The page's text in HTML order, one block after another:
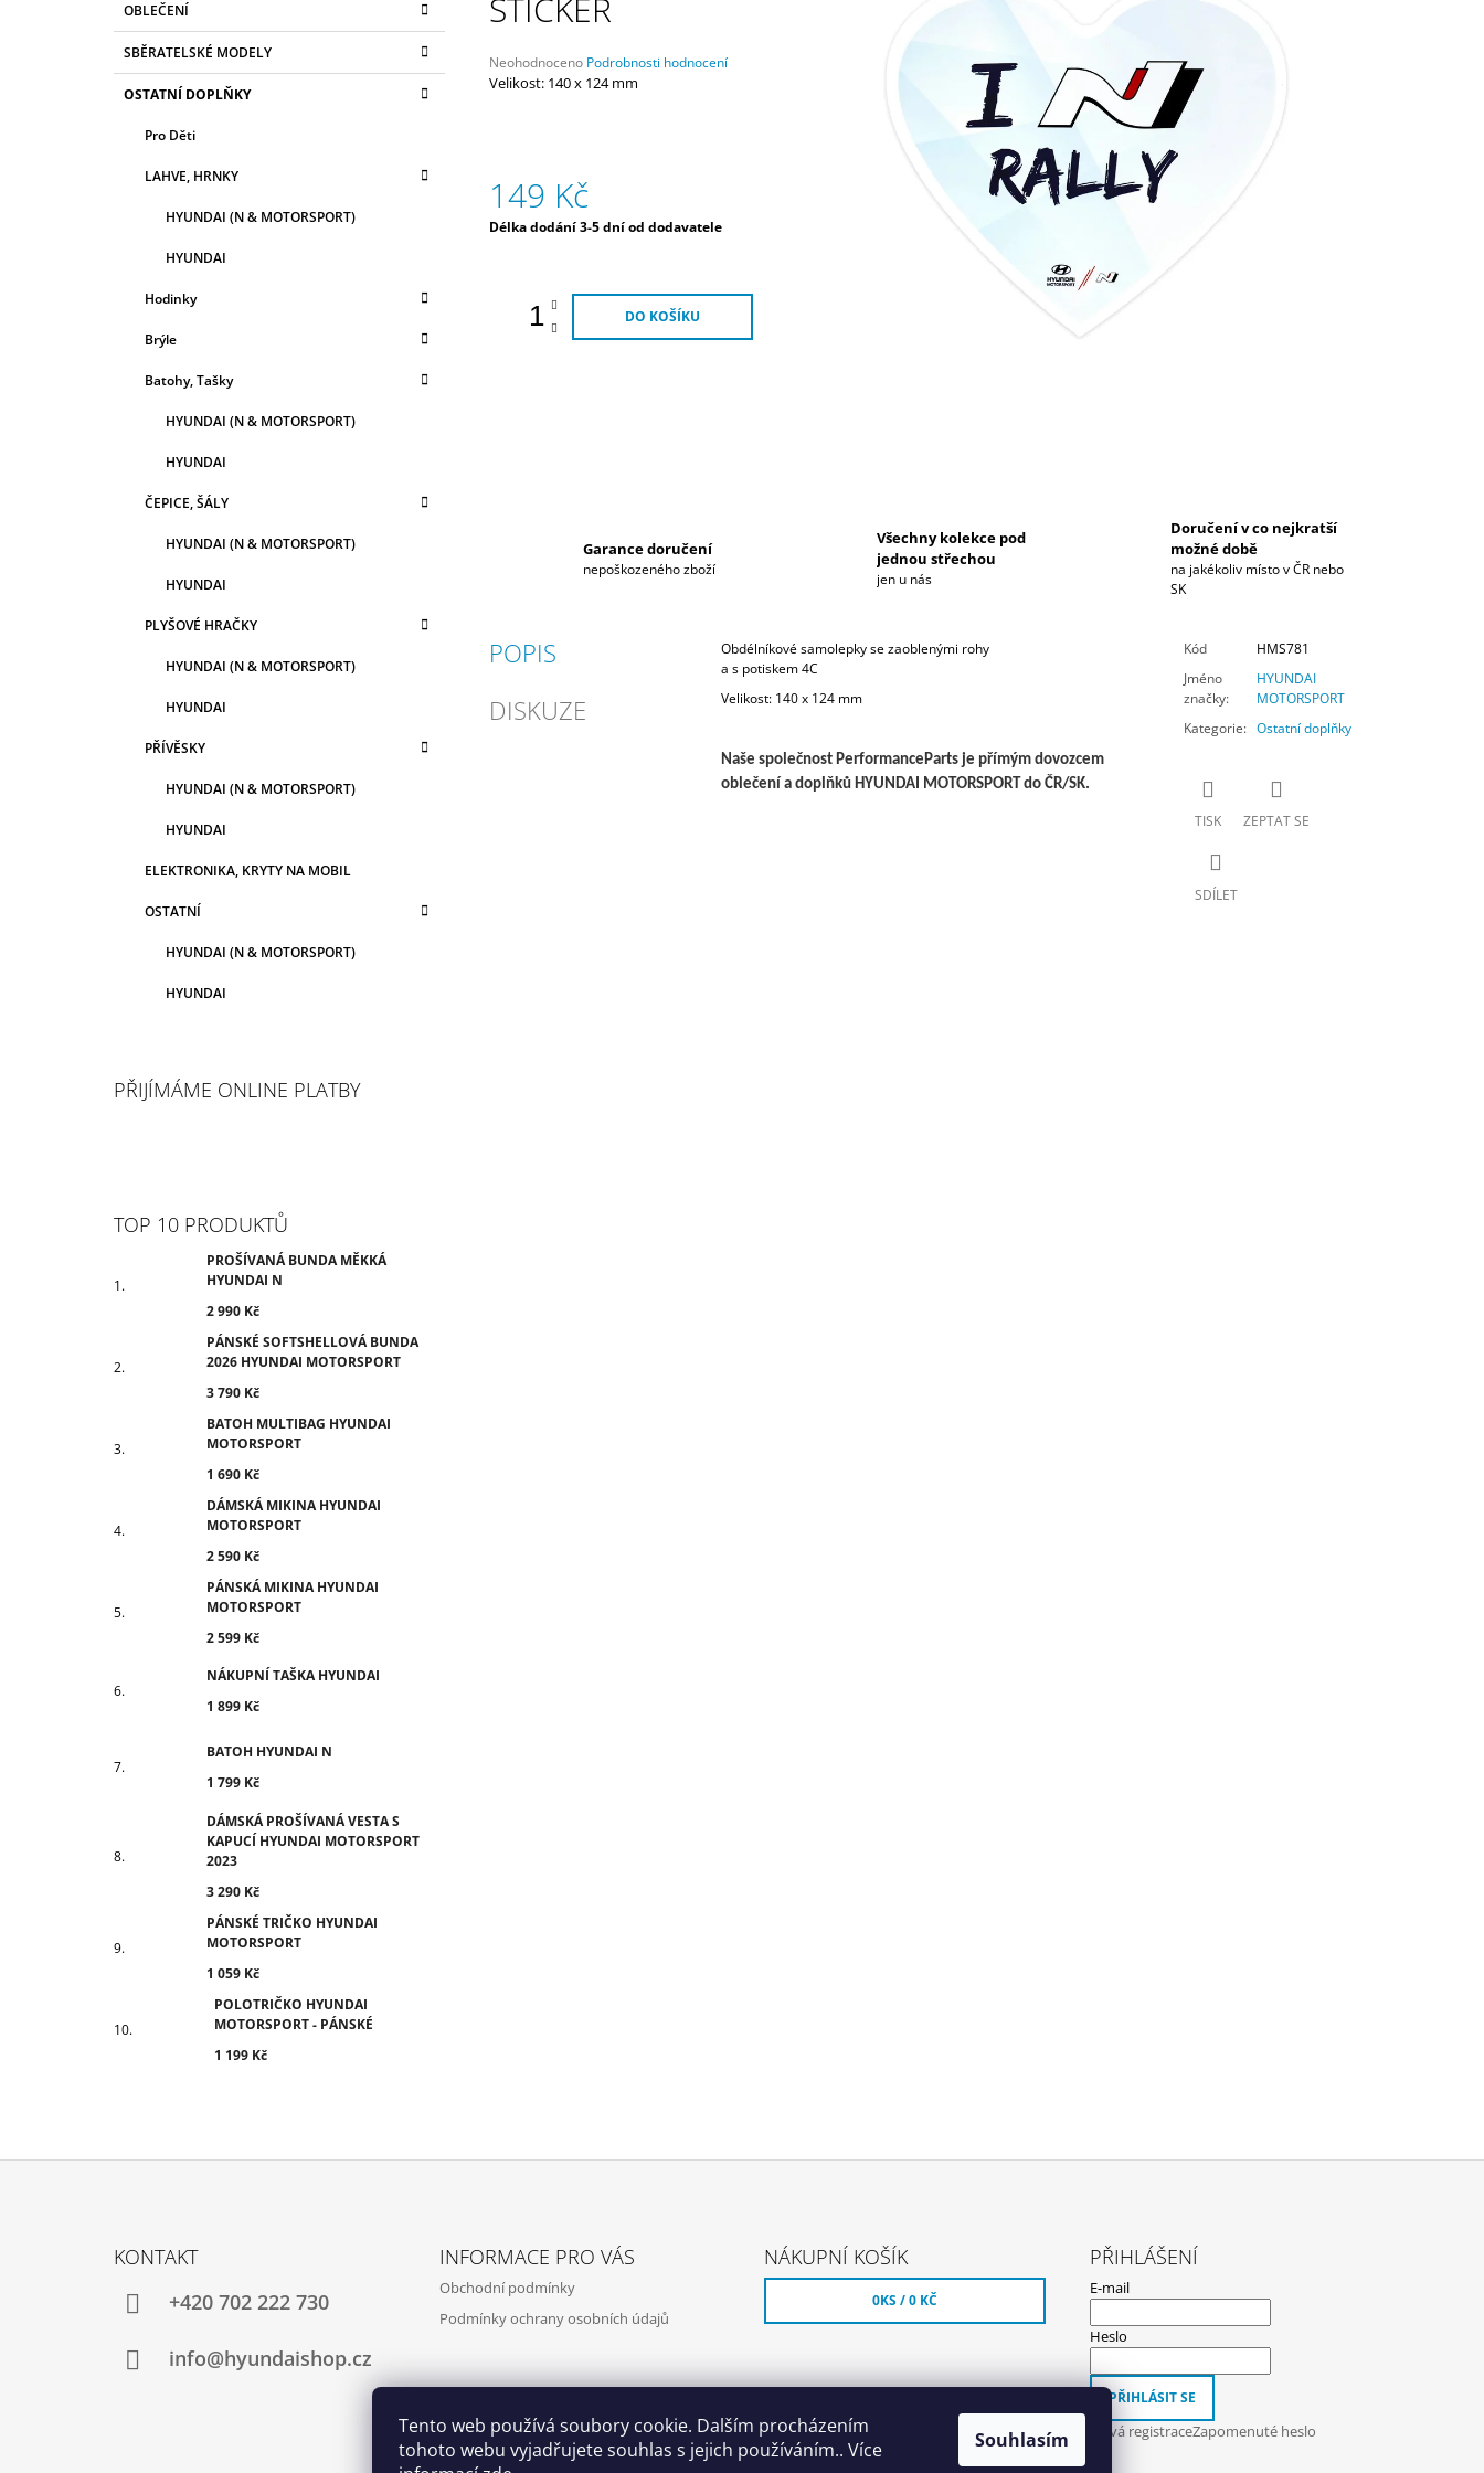
Tento web používá soubory cookie. Dalším procházením
tohoto webu vyjadřujete souhlas s jejich používáním.. Více
Souhlasím
kategorie
A
T
G
O
OBLEČENÍ
SBĚRATELSKÉ MODELY
OSTATNÍ DOPLŇKY
Pro Děti
LAHVE, HRNKY
HYUNDAI (N & MOTORSPORT)
HYUNDAI
Hodinky
Brýle
Batohy, Tašky
HYUNDAI (N & MOTORSPORT)
HYUNDAI
ČEPICE, ŠÁLY
HYUNDAI (N & MOTORSPORT)
HYUNDAI
PLYŠOVÉ HRAČKY
HYUNDAI (N & MOTORSPORT)
HYUNDAI
PŘÍVĚSKY
HYUNDAI (N & MOTORSPORT)
HYUNDAI
ELEKTRONIKA, KRYTY NA MOBIL
OSTATNÍ
HYUNDAI (N & MOTORSPORT)
HYUNDAI
PŘIJÍMÁME ONLINE PLATBY
TOP 10 PRODUKTŮ
PROŠÍVANÁ BUNDA MĚKKÁ
HYUNDAI N
2 990 Kč
PÁNSKÉ SOFTSHELLOVÁ BUNDA
2026 HYUNDAI MOTORSPORT
3 790 Kč
BATOH MULTIBAG HYUNDAI
MOTORSPORT
1 690 Kč
DÁMSKÁ MIKINA HYUNDAI
MOTORSPORT
2 590 Kč
PÁNSKÁ MIKINA HYUNDAI
MOTORSPORT
2 599 Kč
NÁKUPNÍ TAŠKA HYUNDAI
1 899 Kč
BATOH HYUNDAI N
1 799 Kč
DÁMSKÁ PROŠÍVANÁ VESTA S
KAPUCÍ HYUNDAI MOTORSPORT
2023
3 290 Kč
PÁNSKÉ TRIČKO HYUNDAI
MOTORSPORT
1 059 Kč
POLOTRIČKO HYUNDAI
MOTORSPORT - PÁNSKÉ
1 199 Kč
STICKER
Průměrné
hodnocení
hvězdiček.
Neohodnoceno Podrobnosti hodnocení
Velikost: 140 x 124 mm
149 Kč
Měrná
Délka dodání 3-5 dní od dodavatele
DO KOŠÍKU
Garance doručení
nepoškozeného zboží
Všechny kolekce pod
jednou střechou
jen u nás
Doručení v co nejkratší
možné době
na jakékoliv místo v ČR nebo
SK
POPIS
DISKUZE
Obdélníkové samolepky se zaoblenými rohy
a s potiskem 4C
Velikost: 140 x 124 mm
Naše společnost PerformanceParts je přímým dovozcem
oblečení a doplňků HYUNDAI MOTORSPORT do ČR/SK.
Kód
HMS781
Jméno
značky:
HYUNDAI
MOTORSPORT
Kategorie: Ostatní doplňky
TISK ZEPTAT SE
SDÍLET
2 990 Kč
KONTAKT
+420 702 222 730
info@hyundaishop.cz
INFORMACE PRO VÁS
Obchodní podmínky
Podmínky ochrany osobních údajů
NÁKUPNÍ KOŠÍK
0KS /0 KČ
PŘIHLÁŠENÍ
E-mail
Heslo
PŘIHLÁSIT SE
Nová registraceZapomenuté heslo